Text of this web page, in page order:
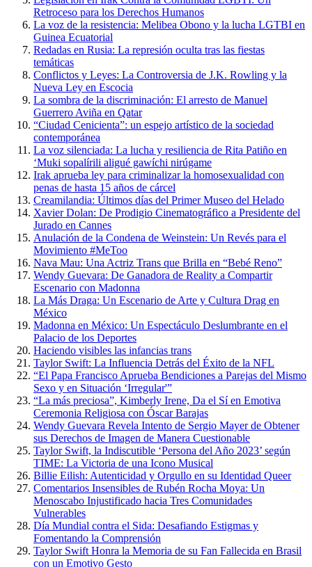
Retroceso para los Derechos Humanos
La voz de la resistencia: Melibea Obono y la lucha LGTBI en
Guinea Ecuatorial
Redadas en Rusia: La represión oculta tras las fiestas
temáticas
Conflictos y Leyes: La Controversia de J.K. Rowling y la
Nueva Ley en Escocia
La sombra de la discriminación: El arresto de Manuel
Guerrero Aviña en Qatar
“Ciudad Cenicienta”: un espejo artístico de la sociedad
contemporánea
La voz silenciada: La lucha y resiliencia de Rita Patiño en
‘Muki sopalírili aligué gawíchi nirúgame
Irak aprueba ley para criminalizar la homosexualidad con
penas de hasta 15 años de cárcel
Creamilandia: Últimos días del Primer Museo del Helado
Xavier Dolan: De Prodigio Cinematográfico a Presidente del
Jurado en Cannes
Anulación de la Condena de Weinstein: Un Revés para el
Movimiento #MeToo
Nava Mau: Una Actriz Trans que Brilla en “Bebé Reno”
Wendy Guevara: De Ganadora de Reality a Compartir
Escenario con Madonna
La Más Draga: Un Escenario de Arte y Cultura Drag en
México
Madonna en México: Un Espectáculo Deslumbrante en el
Palacio de los Deportes
Haciendo visibles las infancias trans
Taylor Swift: La Influencia Detrás del Éxito de la NFL
“El Papa Francisco Aprueba Bendiciones a Parejas del Mismo
Sexo y en Situación ‘Irregular'”
“La más preciosa”, Kimberly Irene, Da el Sí en Emotiva
Ceremonia Religiosa con Óscar Barajas
Wendy Guevara Revela Intento de Sergio Mayer de Obtener
sus Derechos de Imagen de Manera Cuestionable
Taylor Swift, la Indiscutible ‘Persona del Año 2023’ según
TIME: La Victoria de una Icono Musical
Billie Eilish: Autenticidad y Orgullo en su Identidad Queer
Comentarios Insensibles de Rubén Rocha Moya: Un
Menoscabo Injustificado hacia Tres Comunidades
Vulnerables
Día Mundial contra el Sida: Desafiando Estigmas y
Fomentando la Comprensión
Taylor Swift Honra la Memoria de su Fan Fallecida en Brasil
con un Emotivo Gesto